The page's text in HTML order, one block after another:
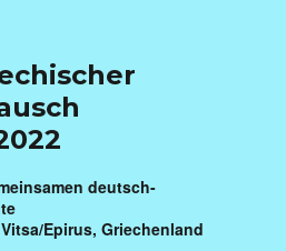
deutsch-
Epirus, Griechenland